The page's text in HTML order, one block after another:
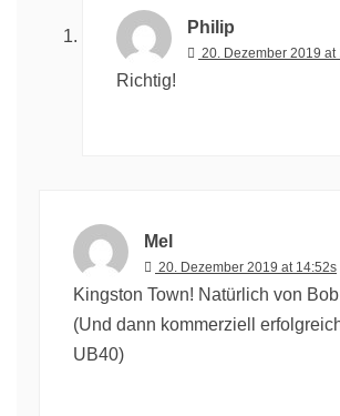
Philip
20. Dezember 2019 at
Richtig!
Mel
20. Dezember 2019 at 14:52s
Kingston Town! Natürlich von
(Und dann kommerziell
UB40)